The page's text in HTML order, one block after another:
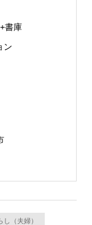
書庫
ン
し（夫婦）